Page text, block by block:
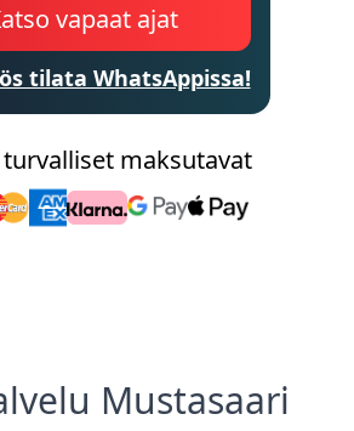
vapaat ajat
tilata WhatsAppissa!
maksutavat
Mustasaari